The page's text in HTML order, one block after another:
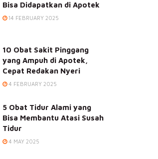
Bisa Didapatkan di Apotek
14 FEBRUARY 2025
10 Obat Sakit Pinggang
yang Ampuh di Apotek,
Cepat Redakan Nyeri
4 FEBRUARY 2025
5 Obat Tidur Alami yang
Bisa Membantu Atasi Susah
Tidur
4 MAY 2025